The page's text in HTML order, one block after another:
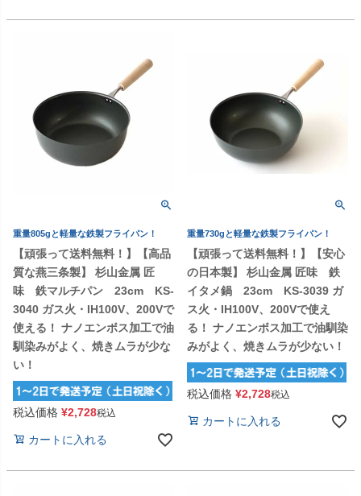
重量805gと軽量な鉄製フライパン！
【頑張って送料無料！】【高品
質な燕三条製】 杉山金属 匠
味 鉄マルチパン 23cm KS-
3040 ガス火・IH100V、200Vで
使える！ ナノエンボス加工で油
馴染みがよく、焼きムラが少な
い！
税込価格 ¥2,728税込
カートに入れる
重量730gと軽量な鉄製フライパン！
【頑張って送料無料！】【安心
の日本製】 杉山金属 匠味 鉄
イタメ鍋 23cm KS-3039 ガ
ス火・IH100V、200Vで使え
る！ ナノエンボス加工で油馴染
みがよく、焼きムラが少ない！
税込価格 ¥2,728税込
カートに入れる